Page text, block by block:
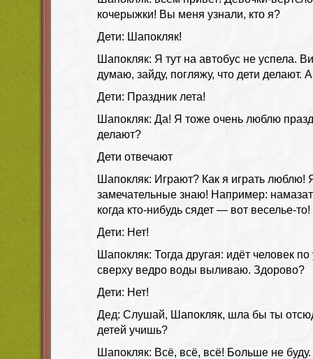
кочерыжки! Вы меня узнали, кто я?
Дети: Шапокляк!
Шапокляк: Я тут на автобус не успела.
думаю, зайду, погляжу, что дети делают.
Дети: Праздник лета!
Шапокляк: Да! Я тоже очень люблю
делают?
Дети отвечают
Шапокляк: Играют? Как я играть люблю!
замечательные знаю! Например:
когда кто-нибудь сядет — вот веселье-
Дети: Нет!
Шапокляк: Тогда другая: идёт человек
сверху ведро воды выливаю. Здорово?
Дети: Нет!
Дед: Слушай, Шапокляк, шла бы ты
детей учишь?
Шапокляк: Всё, всё, всё! Больше не